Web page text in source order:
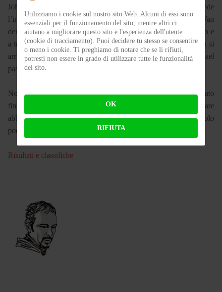
Johnny, a prendere il solito largo. A questo punto però succede
l’impensabile, il pilota di casa molto galvanizzato, Michael Van
der Mark, riesce a mettersi alle costole del campione del mondo e
a tre giri dalla fine a passarlo. Prova Jonathan a ripassarlo, ma si
arriva anche al contatto, e alla fine, per soli 18 millesimi, Michael
passa per primo sul traguardo.
Non so se è il caso di dire week end di Assen finito o campionato
finito, ma a sentire certe voci in questa Superbike a quanto pare
abbiamo motogp, alieni, campioni lobotomizzati, ma spettacolo
poco. Per qualcuno va bene così.
Risultati e classifiche
Utilizziamo i cookie sul nostro sito Web. Alcuni di essi sono
essenziali per il funzionamento del sito, mentre altri ci
aiutano a migliorare questo sito e l'esperienza dell'utente
(cookie di tracciamento). Puoi decidere tu stesso se consentire
o meno i cookie. Ti preghiamo di notare che se li rifiuti,
potresti non essere in grado di utilizzare tutte le funzionalità
del sito.
OK
RIFIUTA